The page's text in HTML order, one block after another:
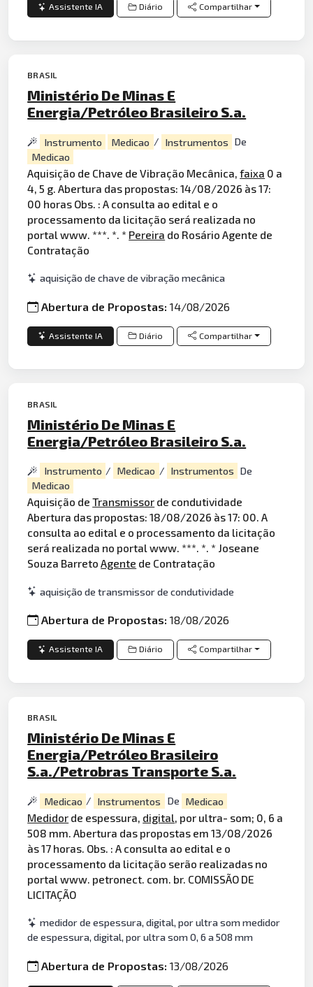
Assistente IA Diário Compartilhar
BRASIL
Ministério De Minas E
Energia/Petróleo Brasileiro S.a.
Instrumento Medicao / Instrumentos De
Medicao
Aquisição de Chave de Vibração Mecânica,faixa 0 a
4, 5 g. Abertura das propostas: 14/08/2026 às 17:
00 horas Obs. : A consulta ao edital e o
processamento da licitação será realizada no
portal www. ***. *. * Pereira do Rosário Agente de
Contratação
aquisição de chave de vibração mecânica
Abertura de Propostas:14/08/2026
Assistente IA Diário Compartilhar
BRASIL
Ministério De Minas E
Energia/Petróleo Brasileiro S.a.
Instrumento / Medicao / Instrumentos De
Medicao
Aquisição deTransmissor de condutividade
Abertura das propostas: 18/08/2026 às 17: 00. A
consulta ao edital e o processamento da licitação
será realizada no portal www. ***. *. * Joseane
Souza BarretoAgente de Contratação
aquisição de transmissor de condutividade
Abertura de Propostas:18/08/2026
Assistente IA Diário Compartilhar
BRASIL
Ministério De Minas E
Energia/Petróleo Brasileiro
S.a./Petrobras Transporte S.a.
Medicao / Instrumentos De Medicao
Medidor de espessura, digital, por ultra- som; 0, 6 a
508 mm. Abertura das propostas em 13/08/2026
às 17 horas. Obs. : A consulta ao edital e o
processamento da licitação serão realizadas no
portal www. petronect. com. br. COMISSÃO DE
LICITAÇÃO
medidor de espessura, digital, por ultra som medidor
de espessura, digital, por ultra som 0, 6 a 508 mm
Abertura de Propostas:13/08/2026